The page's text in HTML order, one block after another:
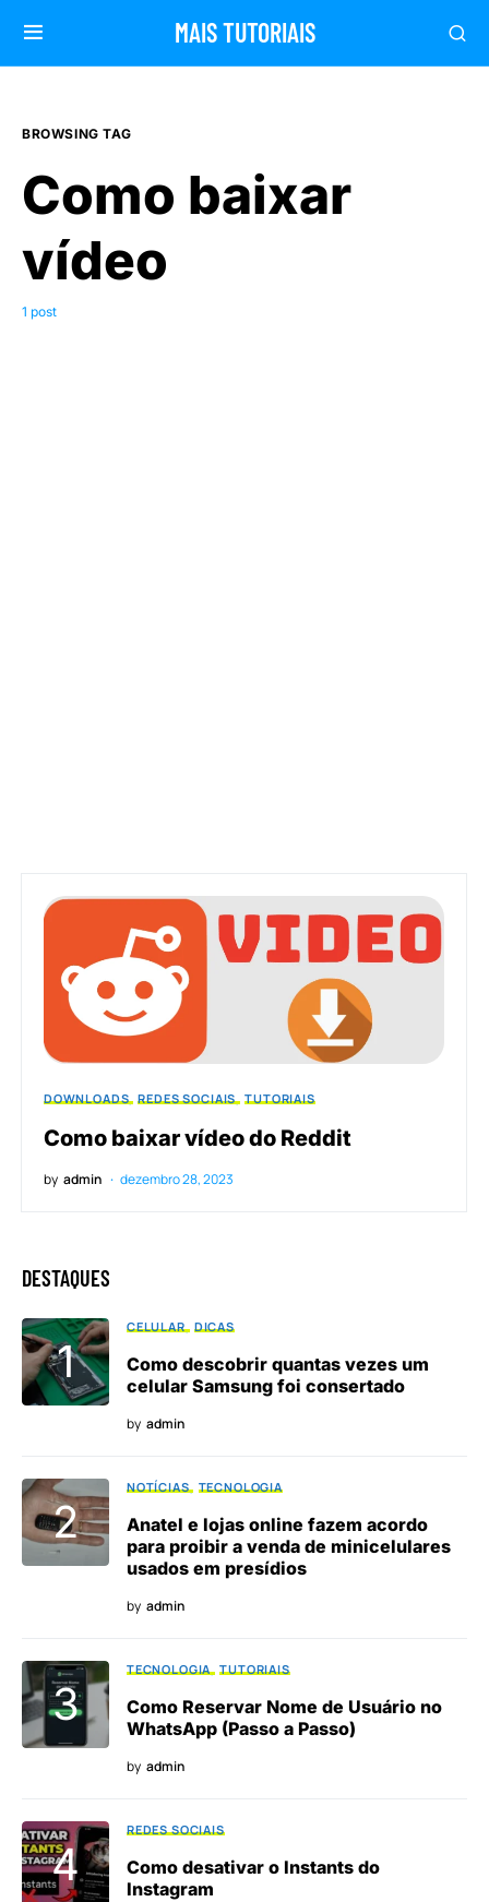
MAIS TUTORIAIS
BROWSING TAG
Como baixar
vídeo
1 post
DOWNLOADS REDES SOCIAIS TUTORIAIS
Como baixar vídeo do Reddit
by admin dezembro 28, 2023
DESTAQUES
CELULAR DICAS
Como descobrir quantas vezes um
celular Samsung foi consertado
by admin
NOTÍCIAS TECNOLOGIA
Anatel e lojas online fazem acordo
para proibir a venda de minicelulares
usados em presídios
by admin
TECNOLOGIA TUTORIAIS
Como Reservar Nome de Usuário no
WhatsApp (Passo a Passo)
by admin
REDES SOCIAIS
Como desativar o Instants do
Instagram